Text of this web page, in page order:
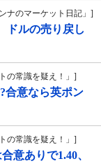
ナのマーケット日記」]
ドルの売り戻し
の常識を疑え！」]
合意なら英ポン
の常識を疑え！」]
意ありで1.40、